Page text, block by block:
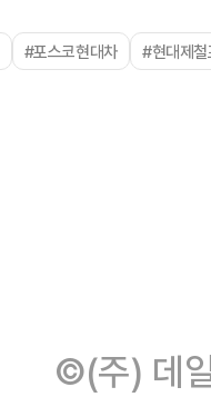
#포스코현대차 #현대제
©(주) 데